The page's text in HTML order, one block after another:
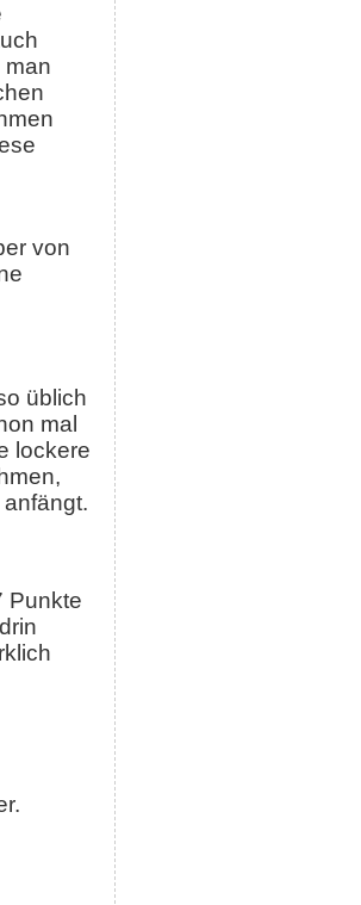
man
von
üblich
mal
lockere
Punkte